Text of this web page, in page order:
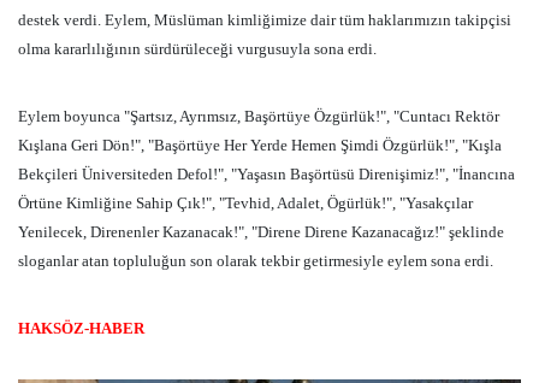
destek verdi. Eylem, Müslüman kimliğimize dair tüm haklarımızın takipçisi
olma kararlılığının sürdürüleceği vurgusuyla sona erdi.
Eylem boyunca "Şartsız, Ayrımsız, Başörtüye Özgürlük!", "Cuntacı Rektör
Kışlana Geri Dön!", "Başörtüye Her Yerde Hemen Şimdi Özgürlük!", "Kışla
Bekçileri Üniversiteden Defol!", "Yaşasın Başörtüsü Direnişimiz!", "İnancına
Örtüne Kimliğine Sahip Çık!", "Tevhid, Adalet, Ögürlük!", "Yasakçılar
Yenilecek, Direnenler Kazanacak!", "Direne Direne Kazanacağız!" şeklinde
sloganlar atan topluluğun son olarak tekbir getirmesiyle eylem sona erdi.
HAKSÖZ-HABER